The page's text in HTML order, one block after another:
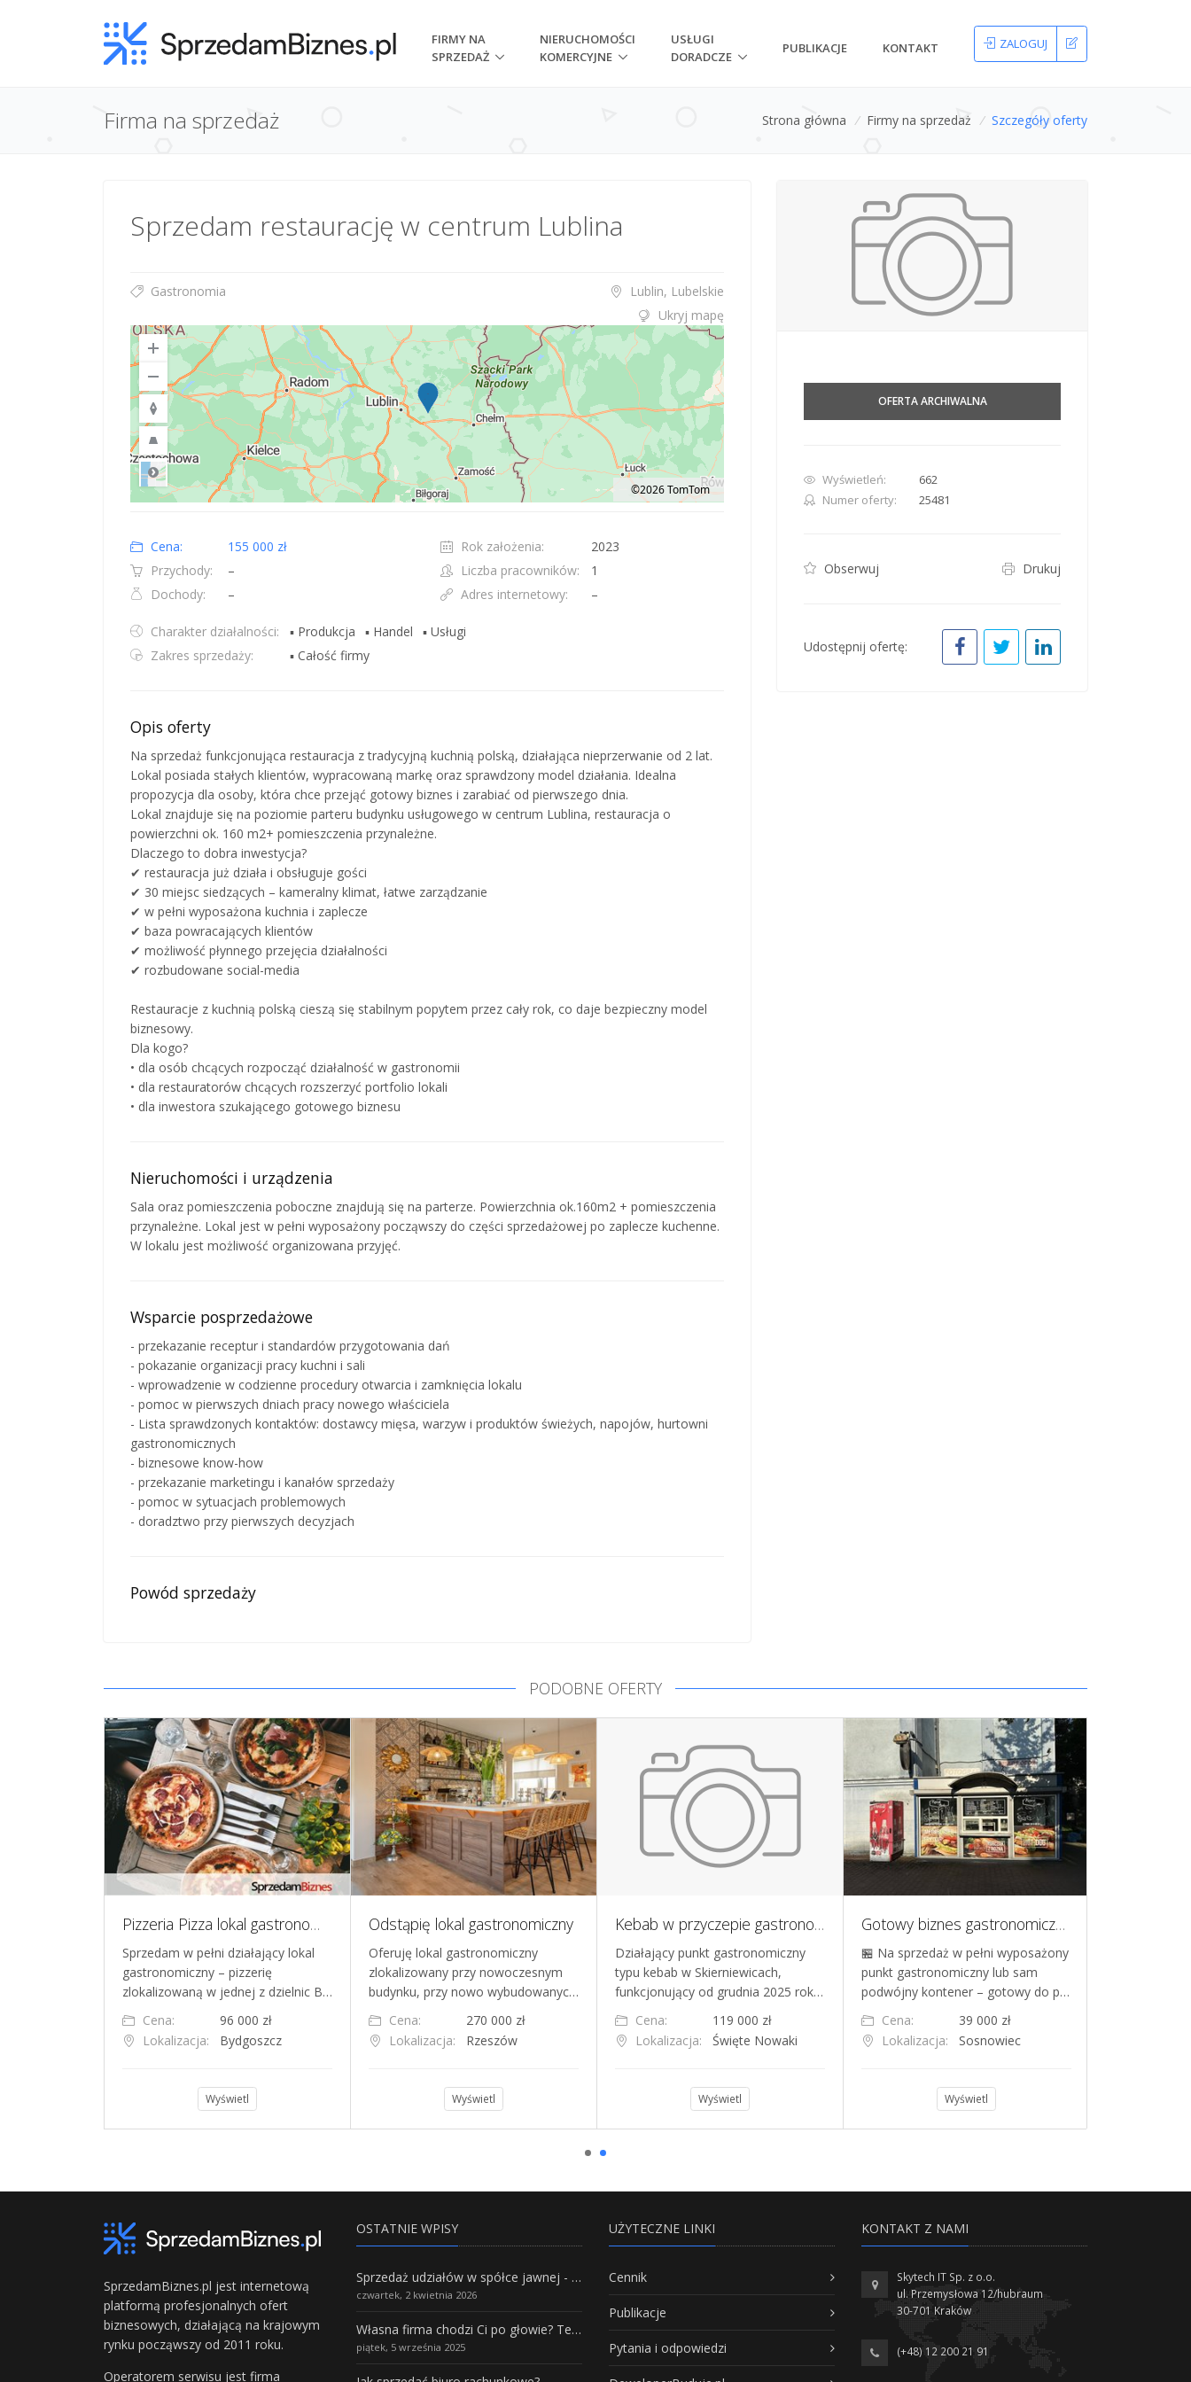
FIRMY NA
SPRZEDAŻ
NIERUCHOMOŚCI
KOMERCYJNE
USŁUGI
DORADCZE
PUBLIKACJE KONTAKT ZALOGUJ
Firma na sprzedaż Strona główna / Firmy na sprzedaż / Szczegóły oferty
Sprzedam restaurację w centrum Lublina
Gastronomia
Lublin, Lubelskie
Ukryj mapę
Road
©2026 TomTom
Cena:
155 000 zł
Przychody:
–
Dochody:
–
Rok założenia:
2023
Liczba pracowników:
1
Adres internetowy:
–
Charakter działalności: ▪ Produkcja ▪ Handel
▪ Usługi
Zakres sprzedaży:
▪ Całość firmy
Opis oferty
Na sprzedaż funkcjonująca restauracja z tradycyjną kuchnią polską, działająca nieprzerwanie od 2 lat.
Lokal posiada stałych klientów, wypracowaną markę oraz sprawdzony model działania. Idealna
propozycja dla osoby, która chce przejąć gotowy biznes i zarabiać od pierwszego dnia.
Lokal znajduje się na poziomie parteru budynku usługowego w centrum Lublina, restauracja o
powierzchni ok. 160 m2+ pomieszczenia przynależne.
Dlaczego to dobra inwestycja?
✔ restauracja już działa i obsługuje gości
✔ 30 miejsc siedzących – kameralny klimat, łatwe zarządzanie
✔ w pełni wyposażona kuchnia i zaplecze
✔ baza powracających klientów
✔ możliwość płynnego przejęcia działalności
✔ rozbudowane social-media
Restauracje z kuchnią polską cieszą się stabilnym popytem przez cały rok, co daje bezpieczny model
biznesowy.
Dla kogo?
• dla osób chcących rozpocząć działalność w gastronomii
• dla restauratorów chcących rozszerzyć portfolio lokali
• dla inwestora szukającego gotowego biznesu
Nieruchomości i urządzenia
Sala oraz pomieszczenia poboczne znajdują się na parterze. Powierzchnia ok.160m2 + pomieszczenia
przynależne. Lokal jest w pełni wyposażony począwszy do części sprzedażowej po zaplecze kuchenne.
W lokalu jest możliwość organizowana przyjęć.
Wsparcie posprzedażowe
- przekazanie receptur i standardów przygotowania dań
- pokazanie organizacji pracy kuchni i sali
- wprowadzenie w codzienne procedury otwarcia i zamknięcia lokalu
- pomoc w pierwszych dniach pracy nowego właściciela
- Lista sprawdzonych kontaktów: dostawcy mięsa, warzyw i produktów świeżych, napojów, hurtowni
gastronomicznych
- biznesowe know-how
- przekazanie marketingu i kanałów sprzedaży
- pomoc w sytuacjach problemowych
- doradztwo przy pierwszych decyzjach
Powód sprzedaży
OFERTA ARCHIWALNA
Wyświetleń:
662
Numer oferty:
25481
Obserwuj Drukuj
Udostępnij ofertę:
PODOBNE OFERTY
Pizzeria Pizza lokal gastronomiczny w sieci franczyzowej
Sprzedam w pełni działający lokal
gastronomiczny – pizzerię
zlokalizowaną w jednej z dzielnic B…
Cena:
96 000 zł
Lokalizacja:
Bydgoszcz
Wyświetl
Odstąpię lokal gastronomiczny
Oferuję lokal gastronomiczny
zlokalizowany przy nowoczesnym
budynku, przy nowo wybudowanyc…
Cena:
270 000 zł
Lokalizacja:
Rzeszów
Wyświetl
Kebab w przyczepie gastronomicznej - Marka, stali klienci, lokalizacja w Skierniewicach
Działający punkt gastronomiczny
typu kebab w Skierniewicach,
funkcjonujący od grudnia 2025 rok…
Cena:
119 000 zł
Lokalizacja:
Święte Nowaki
Wyświetl
Gotowy biznes gastronomiczny, 15 lat na rynku z pawilonami własnościowymi
🏪 Na sprzedaż w pełni wyposażony
punkt gastronomiczny lub sam
podwójny kontener – gotowy do p…
Cena:
39 000 zł
Lokalizacja:
Sosnowiec
Wyświetl
SprzedamBiznes.pl jest internetową
platformą profesjonalnych ofert
biznesowych, działającą na krajowym
rynku począwszy od 2011 roku.
Operatorem serwisu jest firma
OSTATNIE WPISY
Sprzedaż udziałów w spółce jawnej - Wszystko, co trzeba wiedzieć.
czwartek, 2 kwietnia 2026
Własna firma chodzi Ci po głowie? Te branże mają największy potencjał rozwoju
piątek, 5 września 2025
UŻYTECZNE LINKI
Cennik
Publikacje
Pytania i odpowiedzi
KONTAKT Z NAMI
Skytech IT Sp. z o.o.
ul. Przemysłowa 12/hubraum
30-701 Kraków
(+48) 12 200 21 91